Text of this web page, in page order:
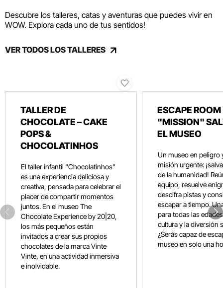
Descubre los talleres, catas y aventuras que puedes vivir en
WOW. Explora cada uno de tus sentidos!
VER TODOS LOS TALLERES
TALLER DE
CHOCOLATE – CAKE
POPS &
CHOCOLATINHOS
El taller infantil “Chocolatinhos”
es una experiencia deliciosa y
creativa, pensada para celebrar el
placer de compartir momentos
juntos. En el museo The
Chocolate Experience by 20|20,
los más pequeños están
invitados a crear sus propios
chocolates de la marca Vinte
Vinte, en una actividad inmersiva
e inolvidable.
ESCAPE ROOM
"MISSION"
EL MUSEO
Un museo en peligro
misión urgente:
de la humanidad!
equipo, resuelve
descifra pistas y
escapar a tiempo.
para todas las
cultura y la diversión
¿Serás capaz de
museo en solo una